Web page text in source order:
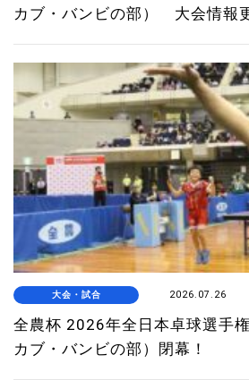
カブ・バンビの部） 大会情報
大会・試合 2026.07.26
全農杯 2026年全日本卓球選手
カブ・バンビの部）閉幕！